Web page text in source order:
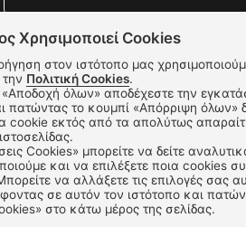
Χρησιμοποιεί Cookies
στον ιστότοπο μας
Πολιτική Cookies.
πατώντας το κουμπί «Απόρριψη όλων»
cookie εκτός από τα απολύτως
Cookies» μπορείτε να δείτε
και να επιλέξετε ποια cookies
να αλλάξετε τις επιλογές σας
σε αυτόν τον ιστότοπο και
στο κάτω μέρος της σελίδας.